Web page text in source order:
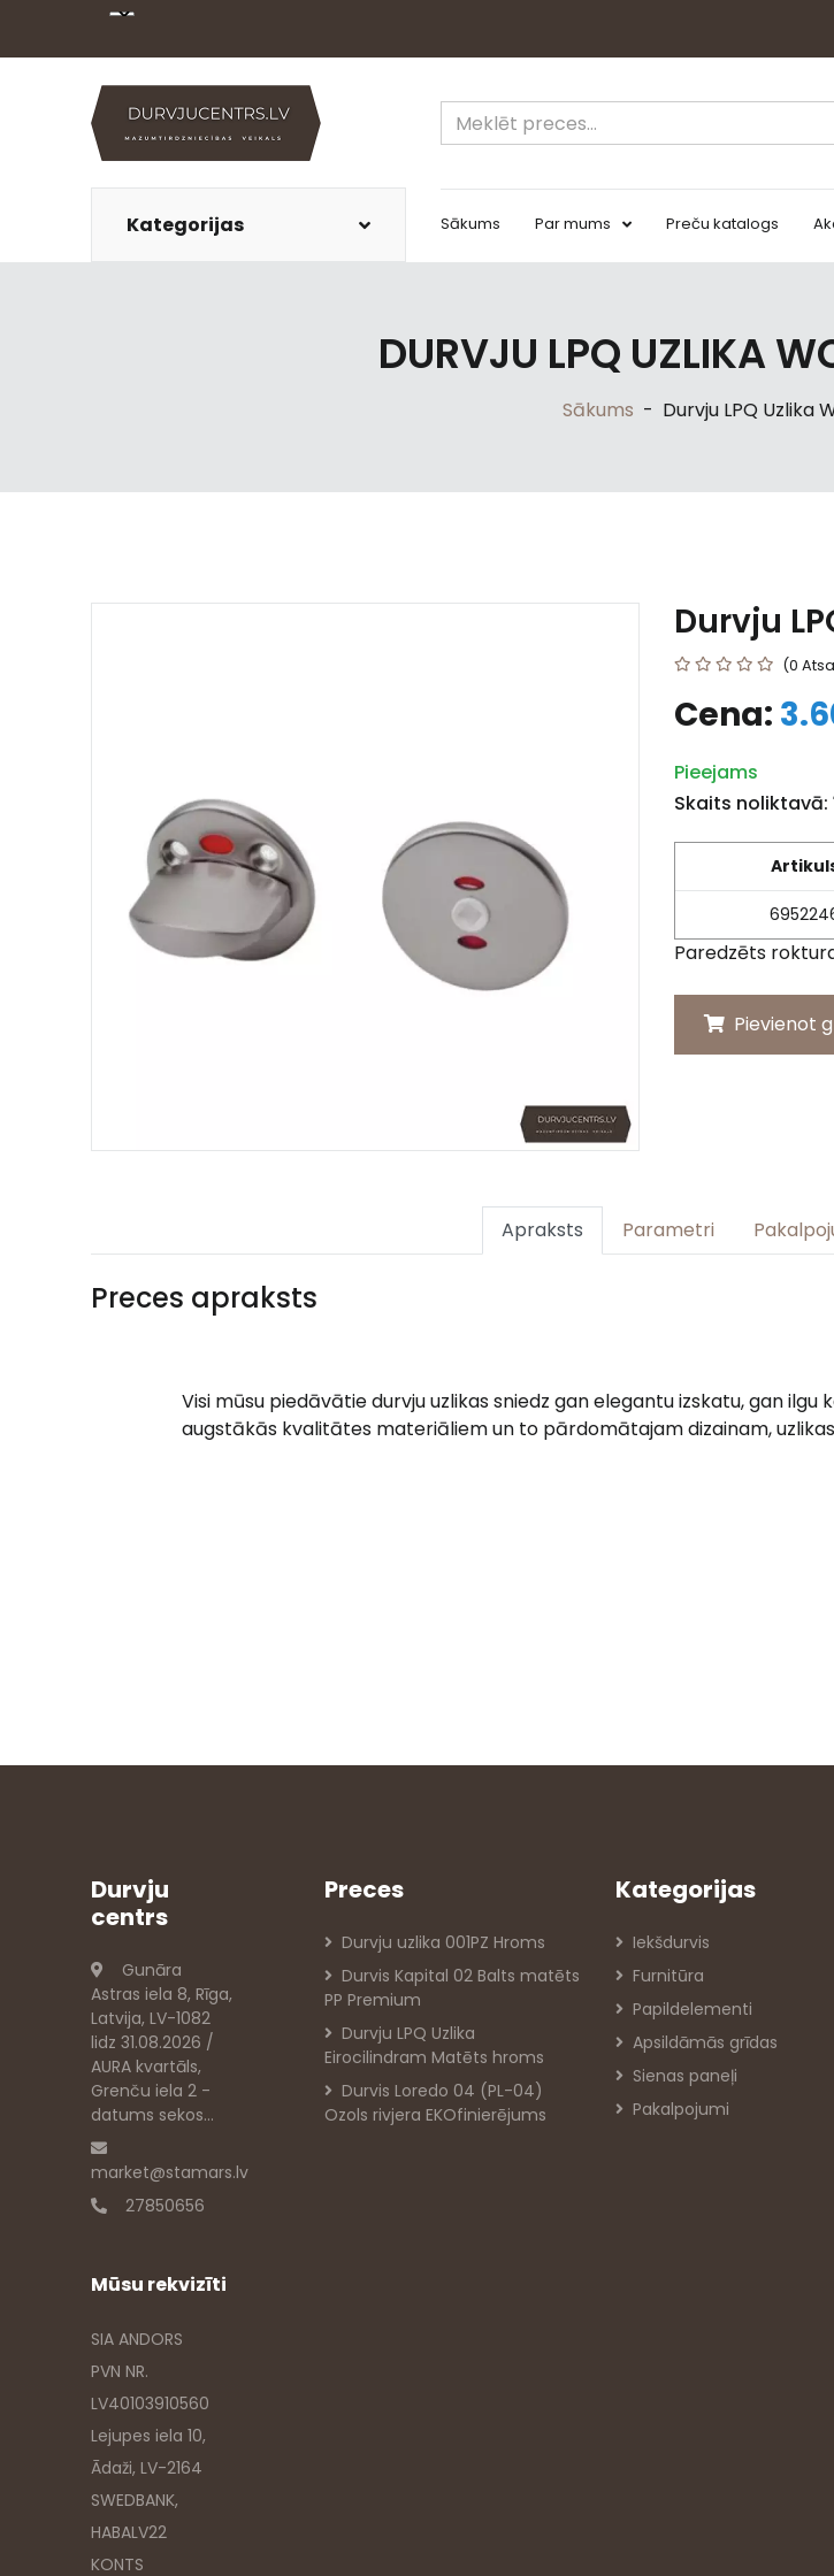
Kategorijas Sākums Par mums Preču katalogs
DURVJU LPQ UZLIKA
Sākums - Durvju LPQ Uzlika
Durvju
(0
Cena:
Pieejams
Skaits noliktavā:
Paredzēts
Pievienot
Apraksts Parametri
Preces apraksts
Visi mūsu piedāvātie durvju uzlikas sniedz gan elegantu izskatu, gan
augstākās kvalitātes materiāliem un to pārdomātajam dizainam,
Durvju
centrs
Gunāra
Astras iela 8, Rīga,
Latvija, LV-1082
lidz 31.08.2026 /
AURA kvartāls,
Grenču iela 2 -
datums sekos...
market@stamars.lv
27850656
Mūsu rekvizīti
SIA ANDORS
PVN NR.
LV40103910560
Lejupes iela 10,
Ādaži, LV-2164
SWEDBANK,
HABALV22
KONTS
Preces
Durvju uzlika 001PZ Hroms
Durvis Kapital 02 Balts matēts
PP Premium
Durvju LPQ Uzlika
Eirocilindram Matēts hroms
Durvis Loredo 04 (PL-04)
Ozols rivjera EKOfinierējums
Kategorijas
Iekšdurvis
Furnitūra
Papildelementi
Apsildāmās grīdas
Sienas paneļi
Pakalpojumi